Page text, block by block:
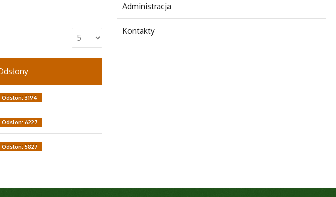
Odsłon: 3194
Odsłon: 6227
Odsłon: 5827
Administracja
Kontakty